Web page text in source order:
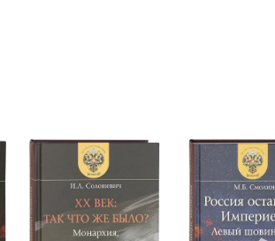
настоящим историком и